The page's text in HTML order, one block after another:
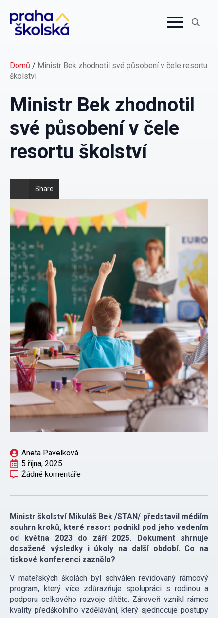
Domů / Ministr Bek zhodnotil své působení v čele resortu
školství
Ministr Bek zhodnotil
své působení v čele
resortu školství
Share
Aneta Pavelková
5 října, 2025
Žádné komentáře
Ministr školství Mikuláš Bek /STAN/ představil médiím
souhrn kroků, které resort podnikl pod jeho vedením
od května 2023 do září 2025. Dokument shrnuje
dosažené výsledky i úkoly na další období. Co na
tiskové konferenci zaznělo?
V mateřských školách byl schválen revidovaný rámcový
program, který více zdůrazňuje spolupráci s rodinou a
podporu celkového rozvoje dítěte. Zároveň vznikl rámec
kvality předškolního vzdělávání, který sjednocuje postupy